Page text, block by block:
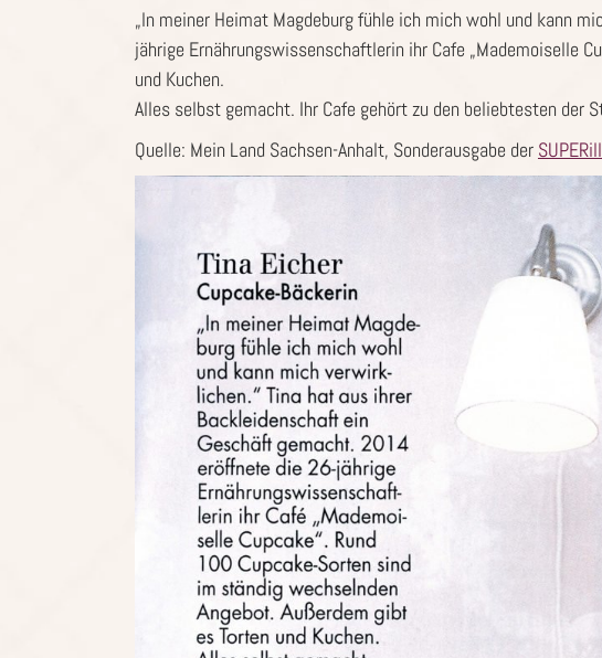
„ln meiner Heimat Magdeburg fühle ich mich wohl und kann
jährige Ernährungswissenschaftlerin ihr Cafe „Mademoiselle
und Kuchen.
Alles selbst gemacht. Ihr Cafe gehört zu den beliebtesten der
Quelle: Mein Land Sachsen-Anhalt, Sonderausgabe der